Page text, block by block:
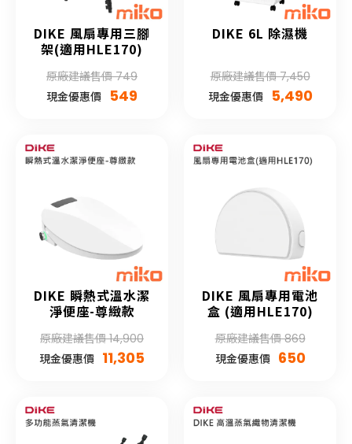
DIKE 風扇專用三腳
架(適用HLE170)
原廠建議售價 749
現金優惠價
549
DIKE 6L 除濕機
原廠建議售價 7,450
現金優惠價
5,490
DIKE 瞬熱式溫水潔
淨便座-尊緻款
原廠建議售價 14,900
現金優惠價 11,305
DIKE 風扇專用電池
盒 (適用HLE170)
原廠建議售價 869
現金優惠價 650